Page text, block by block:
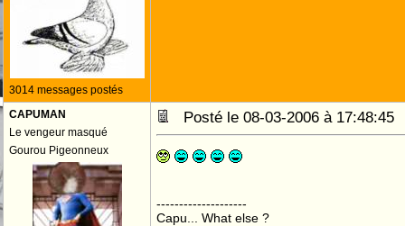
3014 messages postés
CAPUMAN
Le vengeur masqué
Gourou Pigeonneux
Posté le 08-03-2006 à
--------------------
Capu... What else ?